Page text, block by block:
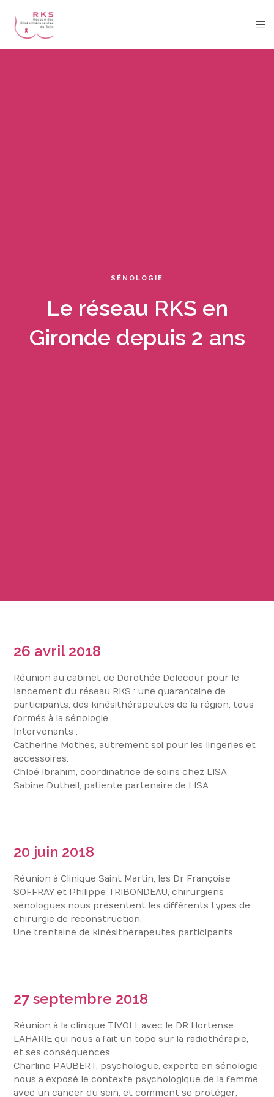
SÉNOLOGIE
Le réseau RKS en
Gironde depuis 2 ans
26 avril 2018
Réunion au cabinet de Dorothée Delecour pour le
lancement du réseau RKS : une quarantaine de
participants, des kinésithérapeutes de la région, tous
formés à la sénologie.
Intervenants :
Catherine Mothes, autrement soi pour les lingeries et
accessoires.
Chloé Ibrahim, coordinatrice de soins chez LISA
Sabine Dutheil, patiente partenaire de LISA
20 juin 2018
Réunion à Clinique Saint Martin, les Dr Françoise
SOFFRAY et Philippe TRIBONDEAU, chirurgiens
sénologues nous présentent les différents types de
chirurgie de reconstruction.
Une trentaine de kinésithérapeutes participants.
27septembre 2018
Réunion à la clinique TIVOLI, avec le DR Hortense
LAHARIE qui nous a fait un topo sur la radiothérapie,
et ses conséquences.
Charline PAUBERT, psychologue, experte en sénologie
nous a exposé le contexte psychologique de la femme
avec un cancer du sein, et comment se protéger,